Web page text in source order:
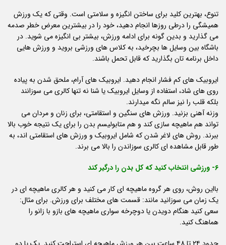
تنوع، بهترین کلید برای ساختن انگیزه و سلامتی است. وقتی که یک ورزش
همیشگی را درطی روزها انجام دهید، خود را در بیشترین معرض خطر صدمه
می گذارید و بدین گونه برای ادامه ورزش، بیشتر بی انگیزه می شوید. در
باشگاه بین وسایل ها بچرخید، به کلاس های ورزشی بروید و ورزش هایی
داخل برنامه تان بگذارید که قابل تحمل باشند.
ایروبیک های کم فشار انجام دهید. ایروبیک های آرام، ملحق شدن به پیاده
روی های شاد، استفاده از وسایل ایروبیک یا شنا نه تنها کالری می سوزانند
بلکه قلب را نیز سالم نگه میدارند.
وزنه آهنی بزنید. ورزش های سنگین و استقامتی، برای زنان و مردان می
تواند هم ماهیچه سازی کند و هم متابولیسم بدن را برای یک نتیجه خوب بالا
ببرند. روش های لاغر شدن که شامل ایروبیک و ورزش های استقامتی اند، به
طور قابل مشاهده ای کالری سوزاندن را بالا می برند.
۶- ورزشی انتخاب کنید که کل بدن را درگیر کند
بااین روش، روی هر گروه ماهیچه ای کار می کنید و هر کالری ماهیچه ای در
یک زمان می سوزانید مانند: قسمت های مختلف برای ورزش. برای مثال:
سعی کنید هنگام دویدن یا دوچرخه سواری ماهیچه های بازو با زانو را
هماهنگ کنید.